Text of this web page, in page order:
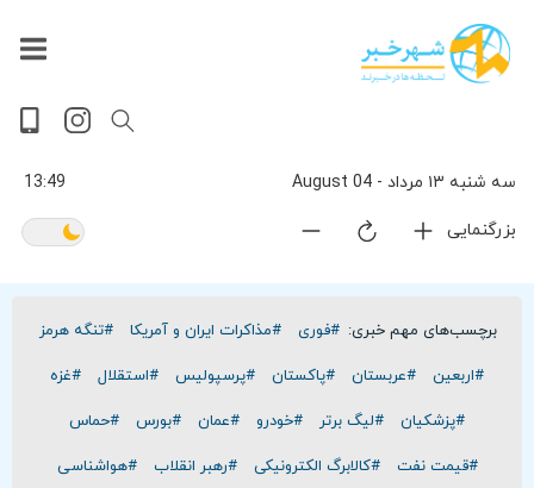
سه شنبه ۱٣ مرداد - 04 August 13:49
بزرگنمایی
پربیننده‌ترین
اخبار
آخرین
اخبار
پخش
داغ
ترین
سیاسی
ورزشی
اقتصادی
حوادث
گوناگون
تصویری
سلامت
جهان
فرهنگی
ویدیویی
بازار
برچسب‌های مهم خبری: #فوری #مذاکرات ایران و آمریکا #تنگه هرمز
#اربعین #عربستان #پاکستان #پرسپولیس #استقلال #غزه
#پزشکیان #لیگ برتر #خودرو #عمان #بورس #حماس
#قیمت نفت #کالابرگ الکترونیکی #رهبر انقلاب #هواشناسی